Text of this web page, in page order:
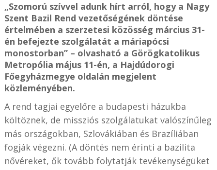
„Szomorú szívvel adunk hírt arról, hogy a Nagy
Szent Bazil Rend vezetőségének döntése
értelmében a szerzetesi közösség március 31-
én befejezte szolgálatát a máriapócsi
monostorban” – olvasható a Görögkatolikus
Metropólia május 11-én, a Hajdúdorogi
Főegyházmegye oldalán megjelent
közleményében.
A rend tagjai egyelőre a budapesti házukba
költöznek, de missziós szolgálatukat valószínűleg
más országokban, Szlovákiában és Brazíliában
fogják végezni. (A döntés nem érinti a bazilita
nővéreket, ők tovább folytatják tevékenységüket